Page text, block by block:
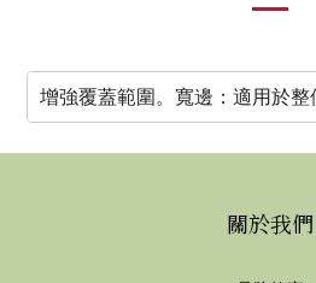
增強覆蓋範圍。寬邊：適用於
關於我們